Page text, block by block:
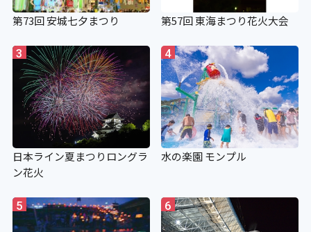
第73回 安城七夕まつり 第57回 東海まつり花火大会
3
日本ライン夏まつりロングラ
ン花火
4
水の楽園 モンプル
5 6